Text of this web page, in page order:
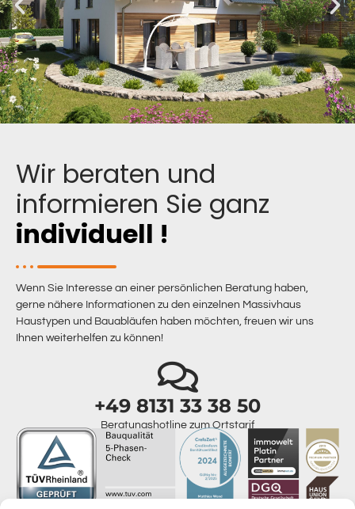
Wir beraten und
informieren Sie ganz
individuell !
Wenn Sie Interesse an einer persönlichen Beratung haben,
gerne nähere Informationen zu den einzelnen Massivhaus
Haustypen und Bauabläufen haben möchten, freuen wir uns
Ihnen weiterhelfen zu können!
+49 8131 33 38 50
Beratungshotline zum Ortstarif